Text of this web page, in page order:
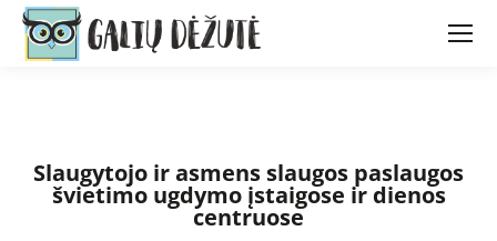
Slaugytojo ir asmens slaugos paslaugos
švietimo ugdymo įstaigose ir dienos
centruose